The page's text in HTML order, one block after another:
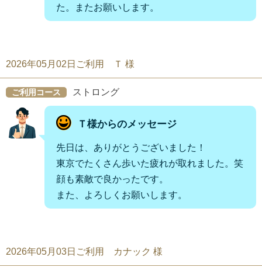
た。またお願いします。
2026年05月02日ご利用 Ｔ 様
ご利用コース ストロング
Ｔ様からのメッセージ
先日は、ありがとうございました！
東京でたくさん歩いた疲れが取れました。笑
顔も素敵で良かったです。
また、よろしくお願いします。
2026年05月03日ご利用 カナック 様